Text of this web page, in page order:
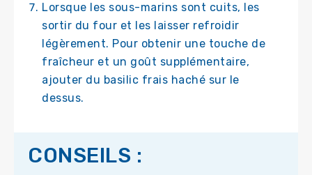
Lorsque les sous-marins sont cuits, les
sortir du four et les laisser refroidir
légèrement. Pour obtenir une touche de
fraîcheur et un goût supplémentaire,
ajouter du basilic frais haché sur le
dessus.
CONSEILS :